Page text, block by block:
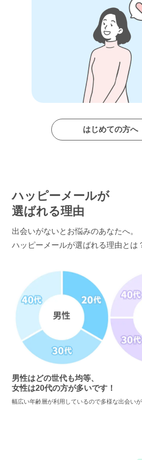
はじめての方へ
ハッピーメールが
選ばれる理由
出会いがないとお悩みのあなたへ。
ハッピーメールが選ばれる理由とは
男性はどの世代も均等、
女性は20代の方が多いです！
幅広い年齢層が利用しているので多様な出会いが